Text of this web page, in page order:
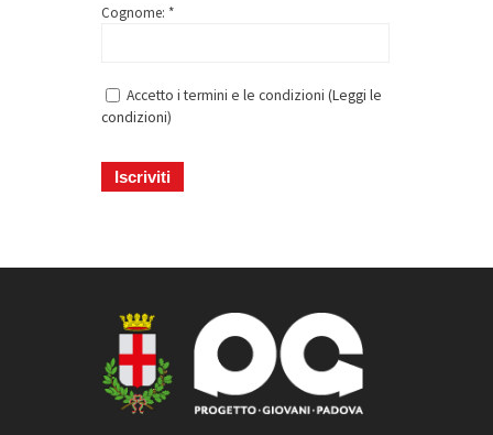
Cognome: *
Accetto i termini e le condizioni (Leggi le
condizioni)